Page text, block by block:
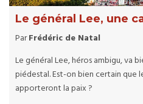
Le général Lee, une
ParFrédéric de Natal
Le général Lee, héros ambigu, va
piédestal. Est-on bien certain que
apporteront la paix ?